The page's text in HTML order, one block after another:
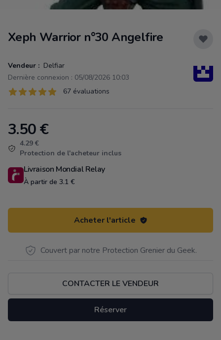
Xeph Warrior n°30 Angelfire
Vendeur : Delfiar
Dernière connexion : 05/08/2026 10:03
Évaluations
67 sur 5 étoiles 67 évaluations
Product information
3.50€
4.29 €
Protection de l'acheteur inclus
Livraison Mondial Relay
À partir de 3.1 €
Acheter l'article
Couvert par notre Protection Grenier du Geek.
CONTACTER LE VENDEUR
Réserver